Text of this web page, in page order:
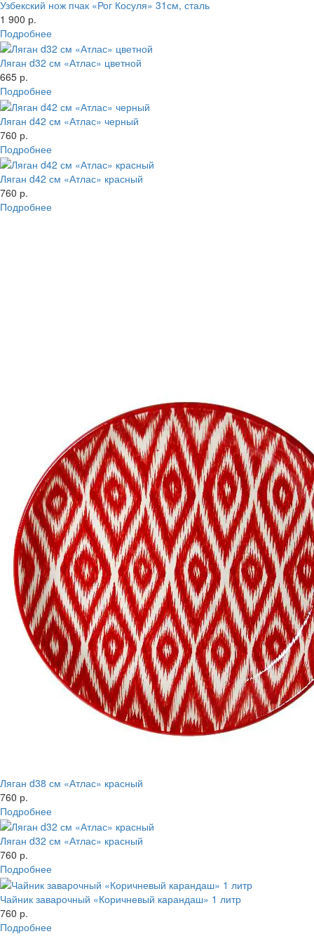
Узбекский нож пчак «Рог Косуля» 31см, сталь
1 900 р.
Подробнее
Ляган d32 см «Атлас» цветной
665 р.
Подробнее
Ляган d42 см «Атлас» черный
760 р.
Подробнее
Ляган d42 см «Атлас» красный
760 р.
Подробнее
Ляган d38 см «Атлас» красный
760 р.
Подробнее
Ляган d32 см «Атлас» красный
760 р.
Подробнее
Чайник заварочный «Коричневый карандаш» 1 литр
760 р.
Подробнее